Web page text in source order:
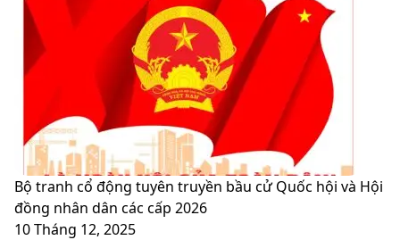
hình
nền
bản
quyền
cảnh
lịch
thành
năm
sau
ngày
giải
phóng
Bộ tranh cổ động tuyên truyền bầu cử Quốc hội và Hội
đồng nhân dân các cấp 2026
10 Tháng 12, 2025